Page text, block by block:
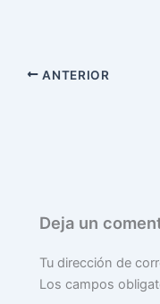
ANTERIOR
Deja un
Tu dirección de
Los campos